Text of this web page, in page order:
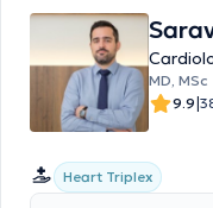
MD, MSc
9.9|
Heart Triplex